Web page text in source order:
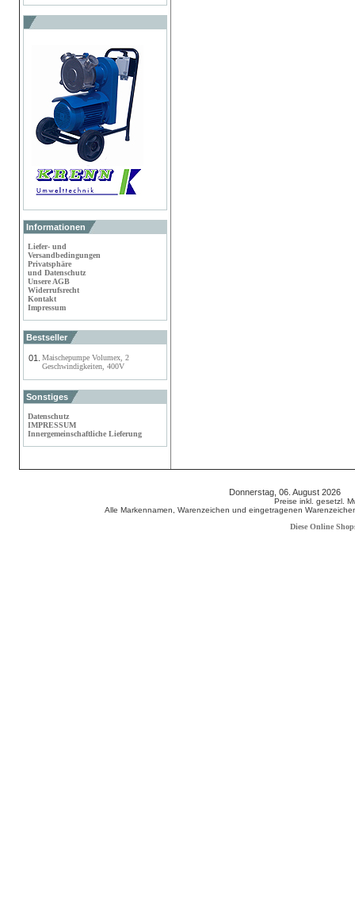
Informationen
Liefer- und
Versandbedingungen
Privatsphäre
und Datenschutz
Unsere AGB
Widerrufsrecht
Kontakt
Impressum
Bestseller
01.
Maischepumpe Volumex, 2
Geschwindigkeiten, 400V
Sonstiges
Datenschutz
IMPRESSUM
Innergemeinschaftliche Lieferung
Donnerstag, 06. August
Preise inkl. gesetzl.
Alle Markennamen, Warenzeichen und eingetragenen
Diese Online